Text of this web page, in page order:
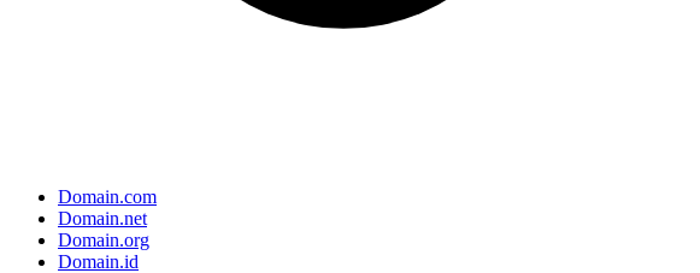
Domain.com
Domain.net
Domain.org
Domain.id